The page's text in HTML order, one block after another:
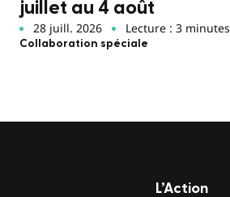
juillet au 4 août
28 juill. 2026 Lecture : 3 minutes
Collaboration spéciale
L’Action